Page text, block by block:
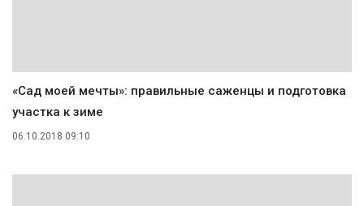
«Сад моей мечты»: правильные саженцы и подготовка
участка к зиме
06.10.2018 09:10